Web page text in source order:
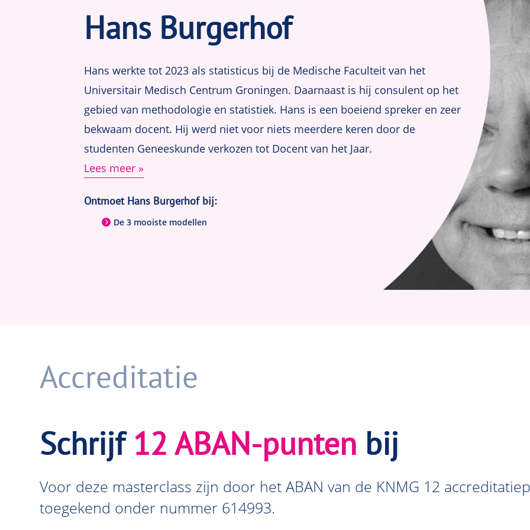
Logistische
Survival Analyse
Kaplan-Meier
Cox regressie
Hans Burgerhof
Hans werkte tot 2023 als statisticus bij de Medische Faculteit van het
Universitair Medisch Centrum Groningen. Daarnaast is hij consulent op het
gebied van methodologie en statistiek. Hans is een boeiend spreker en zeer
bekwaam docent. Hij werd niet voor niets meerdere keren door de
studenten Geneeskunde verkozen tot Docent van het Jaar.
Lees meer
Ontmoet Hans Burgerhof bij:
De 3 mooiste modellen
Accreditatie
Schrijf12 ABAN-punten bij
Voor deze masterclass zijn door het ABAN van de KNMG 12
toegekend onder nummer 614993.